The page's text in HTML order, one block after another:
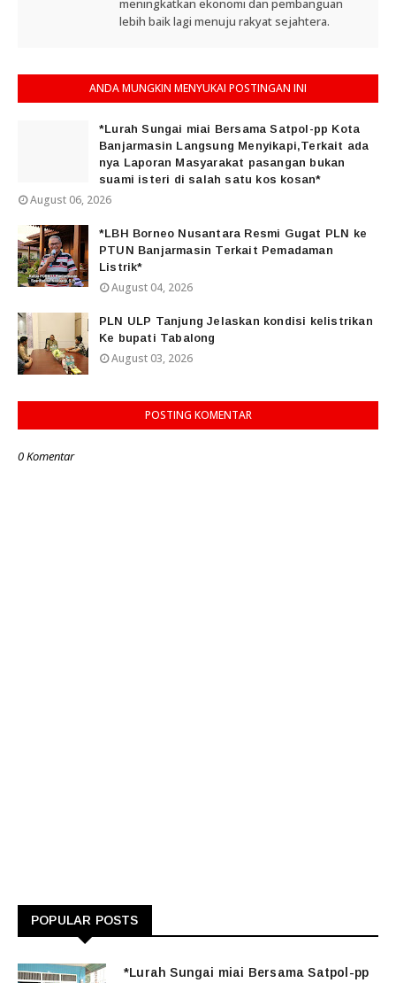
meningkatkan ekonomi dan pembanguan
lebih baik lagi menuju rakyat sejahtera.
ANDA MUNGKIN MENYUKAI POSTINGAN INI
*Lurah Sungai miai Bersama Satpol-pp Kota
Banjarmasin Langsung Menyikapi,Terkait ada
nya Laporan Masyarakat pasangan bukan
suami isteri di salah satu kos kosan*
August 06, 2026
*LBH Borneo Nusantara Resmi Gugat PLN ke
PTUN Banjarmasin Terkait Pemadaman
Listrik*
August 04, 2026
PLN ULP Tanjung Jelaskan kondisi kelistrikan
Ke bupati Tabalong
August 03, 2026
POSTING KOMENTAR
0 Komentar
POPULAR POSTS
*Lurah Sungai miai Bersama Satpol-pp